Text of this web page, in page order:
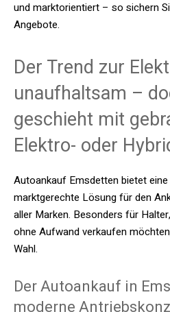
und marktorientiert – so sichern
Angebote.
Der Trend zur
unaufhaltsam –
geschieht mit
Elektro- oder
Autoankauf Emsdetten bietet
marktgerechte Lösung für den
aller Marken. Besonders für
ohne Aufwand verkaufen
Wahl.
Der Autoankauf in
moderne